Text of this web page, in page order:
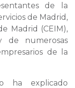
de la
de Madrid,
Madrid (CEIM),
de numerosas
de la
ha explicado